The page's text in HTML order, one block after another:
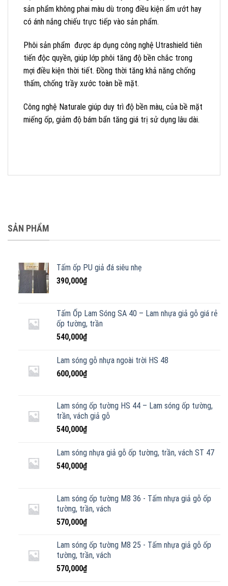
sản phẩm không phai màu dù trong điều kiện ẩm ướt hay
có ánh nắng chiếu trực tiếp vào sản phẩm.
Phôi sản phẩm được áp dụng công nghệ Utrashield tiên
tiến độc quyền, giúp lớp phôi tăng độ bền chắc trong
mợi điều kiện thời tiết. Đồng thời tăng khả năng chống
thấm, chống trầy xước toàn bề mặt.
Công nghệ Naturale giúp duy trì độ bền màu, của bề mặt
miếng ốp, giảm độ bám bẩn tăng giá trị sử dụng lâu dài.
SẢN PHẨM
Tấm ốp PU giả đá siêu nhẹ
390,000₫
Tấm Ốp Lam Sóng SA 40 – Lam nhựa giả gỗ giá rẻ
ốp tường, trần
540,000₫
Lam sóng gỗ nhựa ngoài trời HS 48
600,000₫
Lam sóng ốp tường HS 44 – Lam sóng ốp tường,
trần, vách giả gỗ
540,000₫
Lam sóng nhựa giả gỗ ốp tường, trần, vách ST 47
540,000₫
Lam sóng ốp tường M8 36 - Tấm nhựa giả gỗ ốp
tường, trần, vách
570,000₫
Lam sóng ốp tường M8 25 - Tấm nhựa giả gỗ ốp
tường, trần, vách
570,000₫